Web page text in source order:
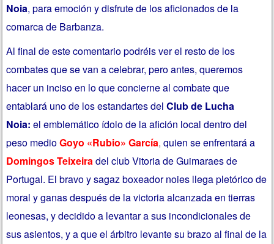
Noia, para emoción y disfrute de los aficionados de la
comarca de Barbanza.
Al final de este comentario podréis ver el resto de los
combates que se van a celebrar, pero antes, queremos
hacer un inciso en lo que concierne al combate que
entablará uno de los estandartes del Club de Lucha
Noia: el emblemático ídolo de la afición local dentro del
peso medioGoyo «Rubio» García,quien se enfrentará a
Domingos Teixeira del club Vitoria de Guimaraes de
Portugal. El bravo y sagaz boxeador noies llega pletórico de
moral y ganas después de la victoria alcanzada en tierras
leonesas, y decidido a levantar a sus incondicionales de
sus asientos, y a que el árbitro levante su brazo al final de la